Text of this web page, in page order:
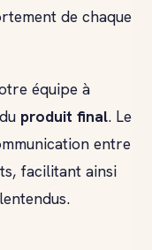
de chaque
équipe à
produit final. Le
entre
facilitant ainsi